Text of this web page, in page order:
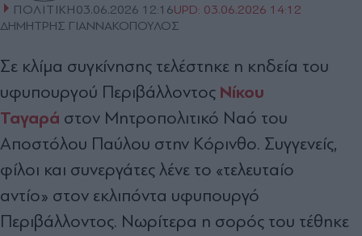
ΠΟΛΙΤΙΚΗ03.06.2026 12:16UPD: 03.06.2026 14:12
ΔΗΜΗΤΡΗΣ ΓΙΑΝΝΑΚΟΠΟΥΛΟΣ
Σε κλίμα συγκίνησης τελέστηκε η κηδεία του
υφυπουργού Περιβάλλοντος Νίκου
Ταγαρά στον Μητροπολιτικό Ναό του
Αποστόλου Παύλου στην Κόρινθο. Συγγενείς,
φίλοι και συνεργάτες λένε το «τελευταίο
αντίο» στον εκλιπόντα υφυπουργό
Περιβάλλοντος. Νωρίτερα η σορός του τέθηκε